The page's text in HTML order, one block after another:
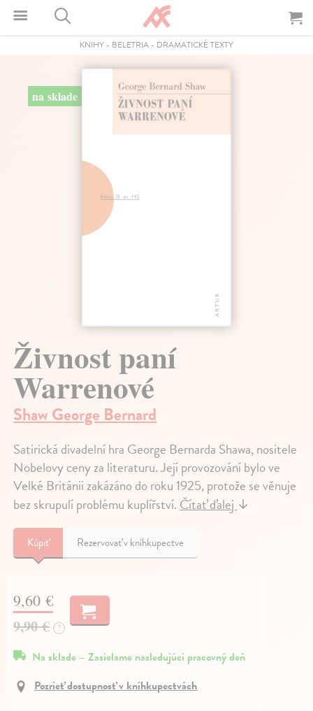
KNIHY - BELETRIA - DRAMATICKÉ TEXTY
na sklade
Živnost paní
Warrenové
Shaw George Bernard
Satirická divadelní hra George Bernarda Shawa, nositele
Nobelovy ceny za literaturu. Její provozování bylo ve
Velké Británii zakázáno do roku 1925, protože se věnuje
bez skrupulí problému kuplířství. Čítať ďalej ↓
Kúpiť Rezervovať v kníhkupectve
9,60 €
9,90 € ?
Na sklade – Zasielame nasledujúci pracovný deň
Pozrieť dostupnosť v kníhkupectvách